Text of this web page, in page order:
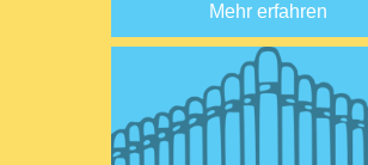
Mehr erfahren